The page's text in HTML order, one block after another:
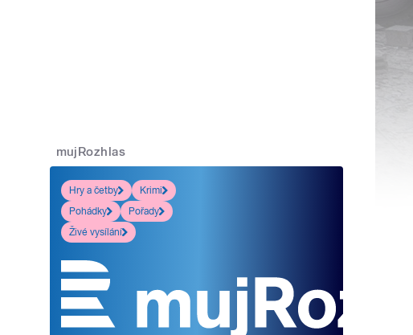
mujRozhlas
Hry a četby
Krimi
Pohádky
Pořady
Živé vysílání